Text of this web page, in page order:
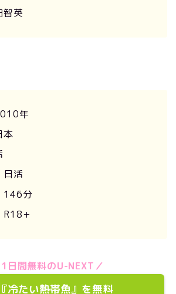
智英
年
本
日活
146分
R18+
日間無料のU-NEXT／
冷たい熱帯魚』を無料